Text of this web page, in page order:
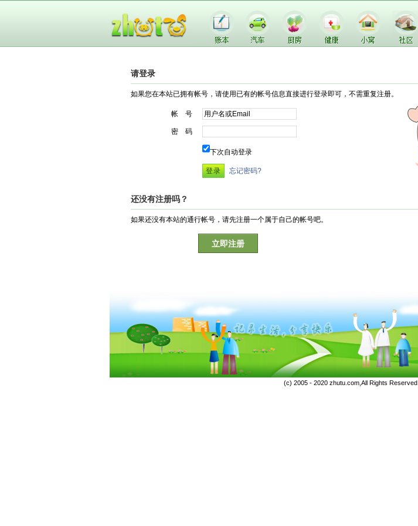
请登录
如果您在本站已拥有帐号，请使用已有的帐号信息直接进行登录即可，不需重复注册。
帐 号
密 码
下次自动登录
忘记密码?
还没有注册吗？
如果还没有本站的通行帐号，请先注册一个属于自己的帐号吧。
立即注册
(c) 2005 - 2020 zhutu.com,All Rights Reserved